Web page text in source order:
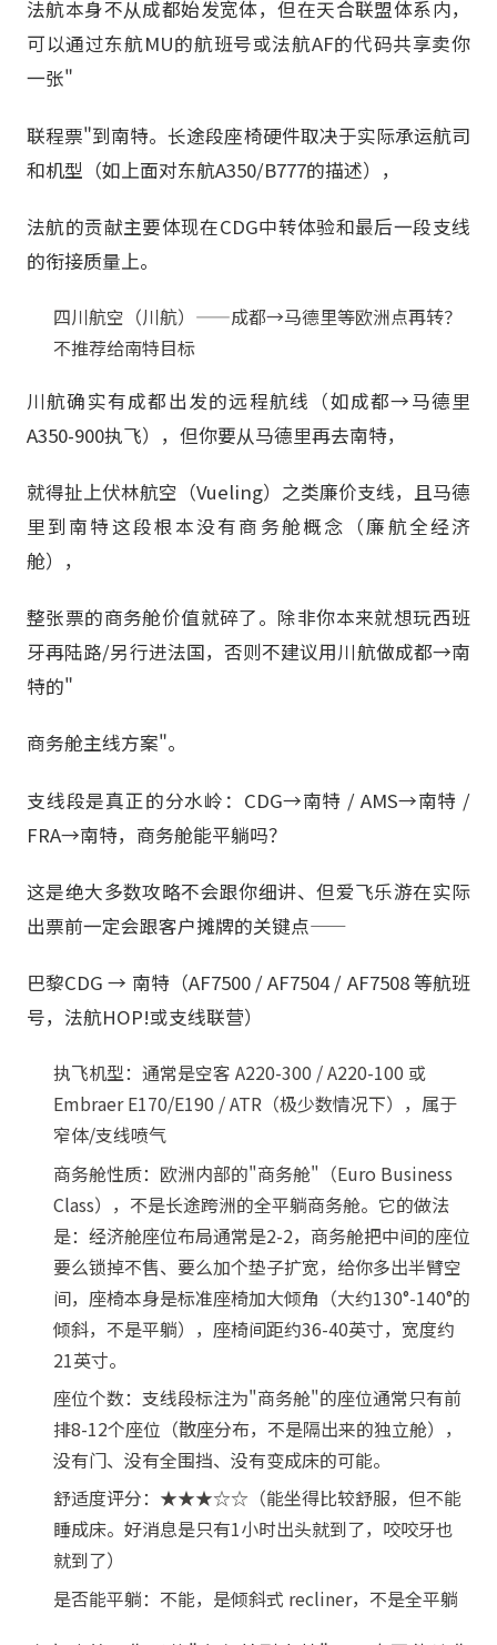
法航本身不从成都始发宽体，但在天合联盟体系内，
可以通过东航MU的航班号或法航AF的代码共享卖你
一张"
联程票"到南特。长途段座椅硬件取决于实际承运航司
和机型（如上面对东航A350/B777的描述），
法航的贡献主要体现在CDG中转体验和最后一段支线
的衔接质量上。
四川航空（川航）——成都→马德里等欧洲点再转？
不推荐给南特目标
川航确实有成都出发的远程航线（如成都→马德里
A350-900执飞），但你要从马德里再去南特，
就得扯上伏林航空（Vueling）之类廉价支线，且马德
里到南特这段根本没有商务舱概念（廉航全经济
舱），
整张票的商务舱价值就碎了。除非你本来就想玩西班
牙再陆路/另行进法国，否则不建议用川航做成都→南
特的"
商务舱主线方案"。
支线段是真正的分水岭：CDG→南特 / AMS→南特 /
FRA→南特，商务舱能平躺吗？
这是绝大多数攻略不会跟你细讲、但爱飞乐游在实际
出票前一定会跟客户摊牌的关键点——
巴黎CDG → 南特（AF7500 / AF7504 / AF7508 等航班
号，法航HOP!或支线联营）
执飞机型：通常是空客 A220-300 / A220-100 或
Embraer E170/E190 / ATR（极少数情况下），属于
窄体/支线喷气
商务舱性质：欧洲内部的"商务舱"（Euro Business
Class），不是长途跨洲的全平躺商务舱。它的做法
是：经济舱座位布局通常是2-2，商务舱把中间的座位
要么锁掉不售、要么加个垫子扩宽，给你多出半臂空
间，座椅本身是标准座椅加大倾角（大约130°-140°的
倾斜，不是平躺），座椅间距约36-40英寸，宽度约
21英寸。
座位个数：支线段标注为"商务舱"的座位通常只有前
排8-12个座位（散座分布，不是隔出来的独立舱），
没有门、没有全围挡、没有变成床的可能。
舒适度评分：★★★☆☆（能坐得比较舒服，但不能
睡成床。好消息是只有1小时出头就到了，咬咬牙也
就到了）
是否能平躺：不能，是倾斜式 recliner，不是全平躺